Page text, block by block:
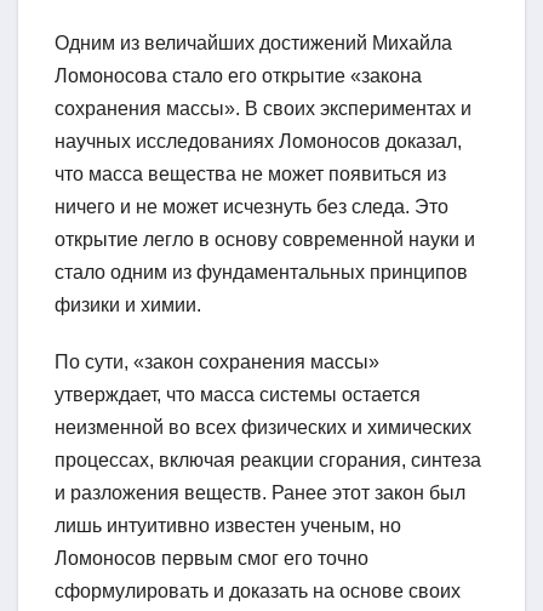
Одним из величайших достижений Михайла
Ломоносова стало его открытие «закона
сохранения массы». В своих экспериментах и
научных исследованиях Ломоносов доказал,
что масса вещества не может появиться из
ничего и не может исчезнуть без следа. Это
открытие легло в основу современной науки и
стало одним из фундаментальных принципов
физики и химии.
По сути, «закон сохранения массы»
утверждает, что масса системы остается
неизменной во всех физических и химических
процессах, включая реакции сгорания, синтеза
и разложения веществ. Ранее этот закон был
лишь интуитивно известен ученым, но
Ломоносов первым смог его точно
сформулировать и доказать на основе своих